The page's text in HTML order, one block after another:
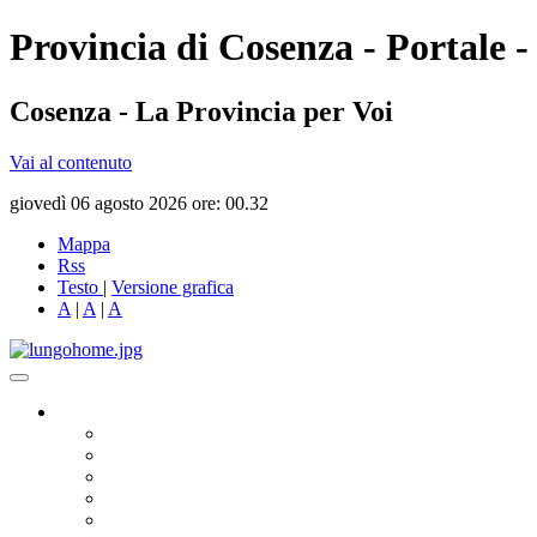
Provincia di Cosenza - Portale
Cosenza - La Provincia per Voi
Vai al contenuto
giovedì 06 agosto 2026 ore: 00.32
Mappa
Rss
Testo | Versione grafica
A | A | A